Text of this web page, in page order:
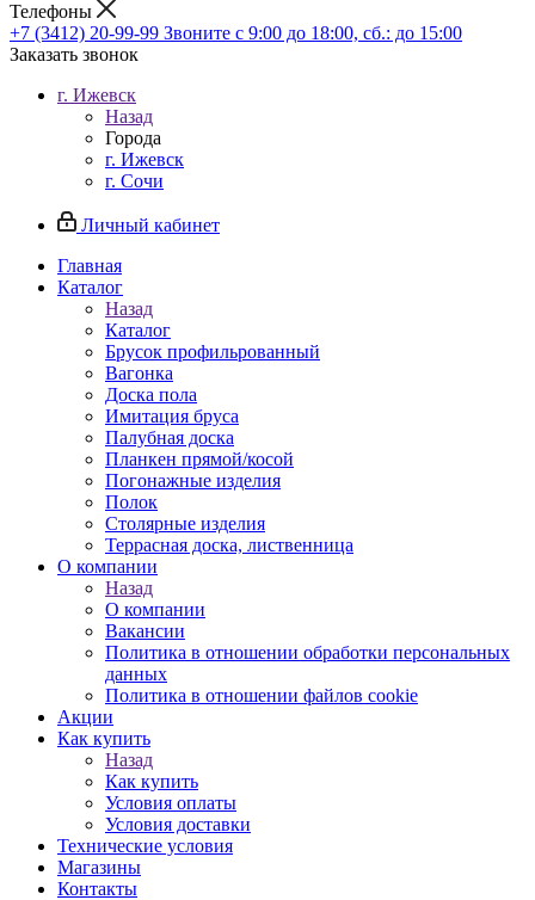
Телефоны
+7 (3412) 20-99-99 Звоните с 9:00 до 18:00, сб.: до 15:00
Заказать звонок
г. Ижевск
Назад
Города
г. Ижевск
г. Сочи
Личный кабинет
Главная
Каталог
Назад
Каталог
Брусок профильрованный
Вагонка
Доска пола
Имитация бруса
Палубная доска
Планкен прямой/косой
Погонажные изделия
Полок
Столярные изделия
Террасная доска, лиственница
О компании
Назад
О компании
Вакансии
Политика в отношении обработки персональных
данных
Политика в отношении файлов cookie
Акции
Как купить
Назад
Как купить
Условия оплаты
Условия доставки
Технические условия
Магазины
Контакты